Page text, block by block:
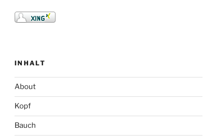
INHALT
About
Kopf
Bauch